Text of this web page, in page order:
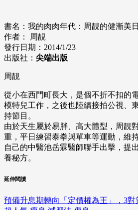
書名：我的肉肉年代：周靚的健漸美
作者： 周靚
發行日期：2014/1/23
出版社： 尖端出版
周靚
從小在西門町長大，是個不折不扣的
模特兒工作，之後也陸續接拍公視、
持節目。
由於天生屬於易胖、高大體型，周靚
重，平日練習泰拳與單車等運動，維
自己的中醫池岳霖醫師聯手出擊，提
養秘方。
延伸閱讀
預備升息期轉向「定價權為王」，3